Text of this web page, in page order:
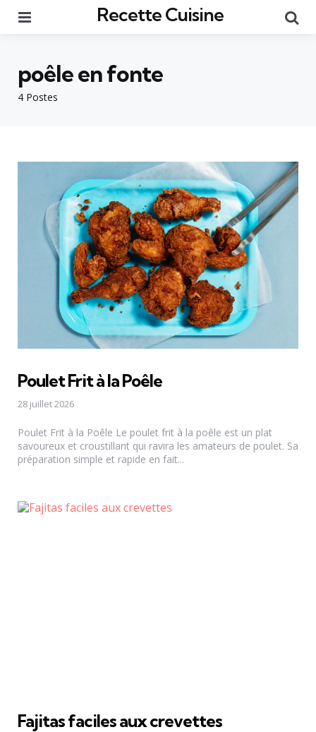
Recette Cuisine
4 Postes
poêle en fonte
Poulet Frit à la Poêle
28 juillet 2026
Poulet Frit à la Poêle Le poulet frit à la poêle est un plat
savoureux et croustillant qui ravira les amateurs de poulet. Sa
préparation simple et rapide en fait...
Fajitas faciles aux crevettes